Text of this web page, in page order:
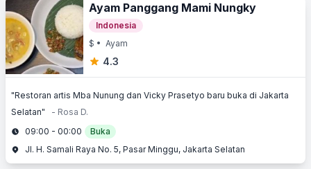
Ayam Panggang Mami Nungky
Indonesia
$ • Ayam
4.3
"Restoran artis Mba Nunung dan Vicky Prasetyo baru buka di Jakarta
Selatan"
- Rosa D.
09:00 - 00:00
Buka
Jl. H. Samali Raya No. 5, Pasar Minggu, Jakarta Selatan